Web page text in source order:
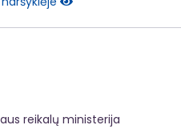
reikalų ministerija